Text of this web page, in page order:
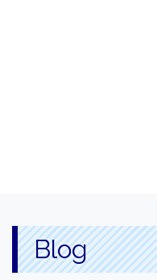
Blog